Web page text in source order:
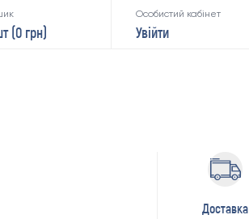
(0 грн)
Особистий кабінет
Увійти
Доставка